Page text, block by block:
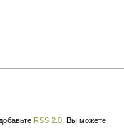
RSS 2.0 . Вы можете